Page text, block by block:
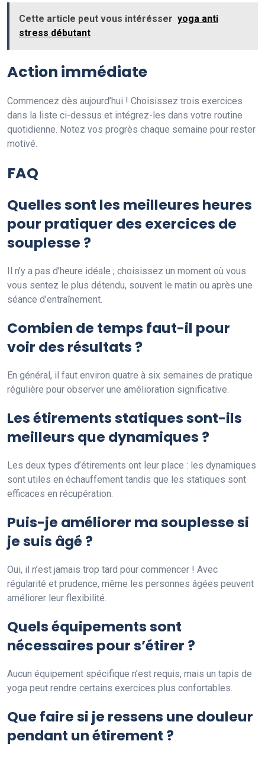
Cette article peut vous intérésser yoga anti
stress débutant
Action immédiate
Commencez dès aujourd’hui ! Choisissez trois exercices
dans la liste ci-dessus et intégrez-les dans votre routine
quotidienne. Notez vos progrès chaque semaine pour rester
motivé.
FAQ
Quelles sont les meilleures heures
pour pratiquer des exercices de
souplesse ?
Il n’y a pas d’heure idéale ; choisissez un moment où vous
vous sentez le plus détendu, souvent le matin ou après une
séance d’entraînement.
Combien de temps faut-il pour
voir des résultats ?
En général, il faut environ quatre à six semaines de pratique
régulière pour observer une amélioration significative.
Les étirements statiques sont-ils
meilleurs que dynamiques ?
Les deux types d’étirements ont leur place : les dynamiques
sont utiles en échauffement tandis que les statiques sont
efficaces en récupération.
Puis-je améliorer ma souplesse si
je suis âgé ?
Oui, il n’est jamais trop tard pour commencer ! Avec
régularité et prudence, même les personnes âgées peuvent
améliorer leur flexibilité.
Quels équipements sont
nécessaires pour s’étirer ?
Aucun équipement spécifique n’est requis, mais un tapis de
yoga peut rendre certains exercices plus confortables.
Que faire si je ressens une douleur
pendant un étirement ?